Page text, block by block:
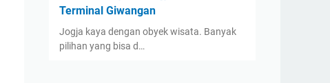
Terminal Giwangan
Jogja kaya dengan obyek wisata. Banyak
pilihan yang bisa d…